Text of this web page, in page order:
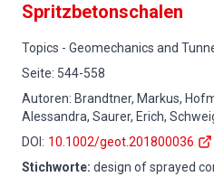
Spritzbetonschalen
Topics - Geomechanics and
Seite: 544-558
Autoren: Brandtner, Markus,
Alessandra, Saurer, Erich,
DOI : 10.1002/geot.201800036
Stichworte: design of sprayed